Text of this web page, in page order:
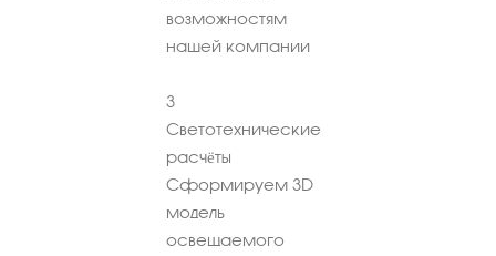
возможностям
нашей компании
3
Светотехнические
расчёты
Сформируем 3D
модель
освещаемого